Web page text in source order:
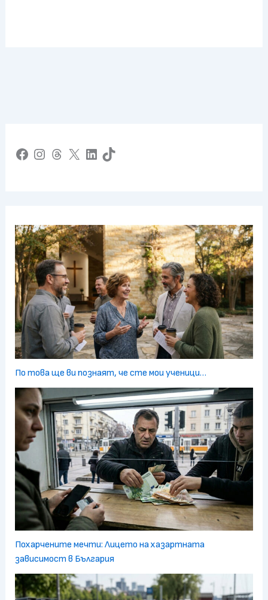
Facebook Instagram Threads X LinkedIn TikTok
По това ще ви познаят, че сте мои ученици…
Похарчените мечти: Лицето на хазартната
зависимост в България